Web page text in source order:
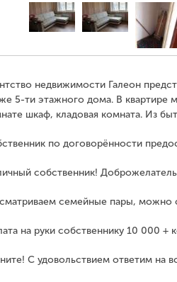
недвижимости Галеон
5-ти этажного дома. В квартире
шкаф, кладовая комната. Из
по договорённости
собственник!
семейные пары, можно
на руки собственнику 10 000 +
С удовольствием ответим на